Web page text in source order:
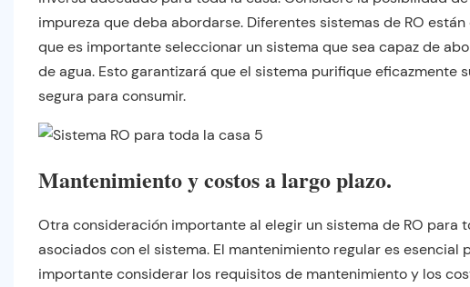
impureza que deba abordarse. Diferentes sistemas de RO
que es importante seleccionar un sistema que sea capaz de
de agua. Esto garantizará que el sistema purifique
segura para consumir.
Mantenimiento y costos a largo plazo.
Otra consideración importante al elegir un sistema de RO para
asociados con el sistema. El mantenimiento regular es
importante considerar los requisitos de mantenimiento y los